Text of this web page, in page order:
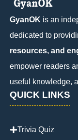
GyanOK is an
dedicated to
resources, and
empower readers
useful knowledge,
QUICK LINKS
Trivia Quiz